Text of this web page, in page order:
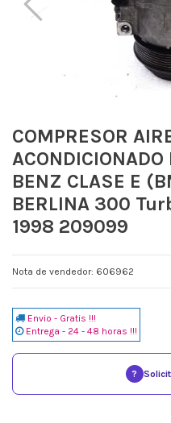
COMPRESOR
BENZ CLASE E
BERLINA 300
1998 209099
Nota de vendedor: 606962
Envio - Gratis !!!
Entrega - 24 - 48 horas !!!
?